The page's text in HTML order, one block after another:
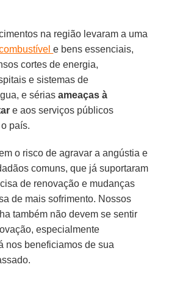
na região levaram a uma
e bens essenciais,
cortes de energia,
e sistemas de
e sériasameaças à
e aos serviços públicos
país.
o risco de agravar a angústia e
comuns, que já suportaram
de renovação e mudanças
de mais sofrimento. Nossos
também não devem se sentir
especialmente
nos beneficiamos de sua